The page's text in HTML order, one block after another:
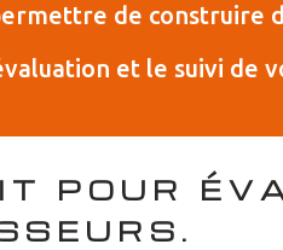
de construire
et le suivi de
POUR